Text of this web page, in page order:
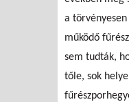
a
működő
sem tudták,
tőle, sok